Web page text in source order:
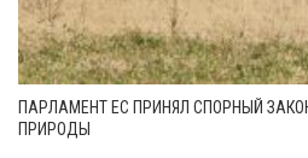
ПАРЛАМЕНТ ЕС ПРИНЯЛ СПОРНЫЙ
ПРИРОДЫ